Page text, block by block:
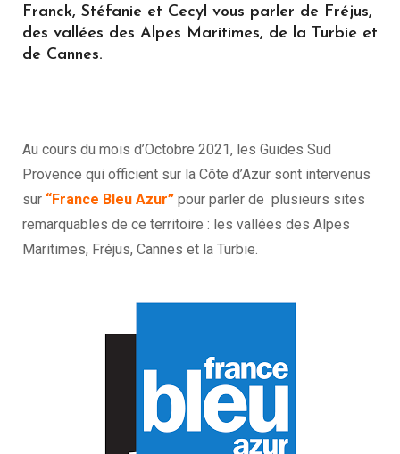
Franck, Stéfanie et Cecyl vous parler de Fréjus,
des vallées des Alpes Maritimes, de la Turbie et
de Cannes.
Au cours du mois d’Octobre 2021, les Guides Sud
Provence qui officient sur la Côte d’Azur sont intervenus
sur “France Bleu Azur” pour parler de plusieurs sites
remarquables de ce territoire : les vallées des Alpes
Maritimes, Fréjus, Cannes et la Turbie.